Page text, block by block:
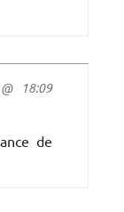
18:09
de